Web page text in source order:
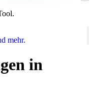
mehr.
in